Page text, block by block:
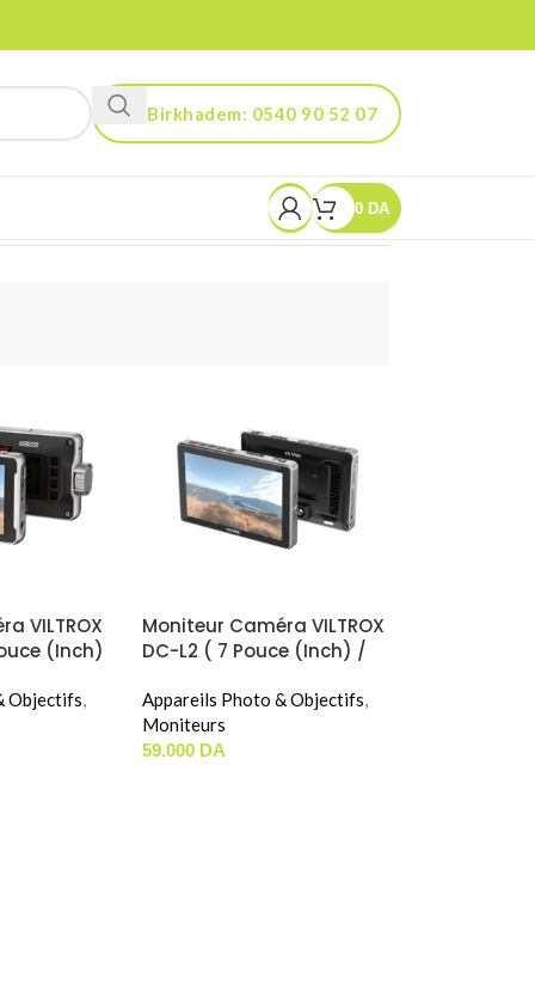
Birkhadem: 0540 90 52 07
Kouba: 0560 90 52 03
0 DA
VILTROX
(Inch)
Objectifs,
Moniteur Caméra VILTROX
DC-L2 ( 7 Pouce (Inch) /
Appareils Photo & Objectifs,
Moniteurs
59.000 DA